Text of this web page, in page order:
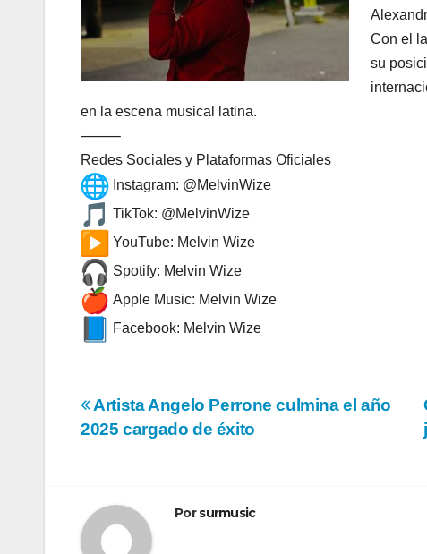
Con el
su
en la escena musical latina.
⸻
Redes Sociales y Plataformas Oficiales
Instagram: @MelvinWize
TikTok: @MelvinWize
YouTube: Melvin Wize
Spotify: Melvin Wize
Apple Music: Melvin Wize
Facebook: Melvin Wize
Navegación
Artista Angelo Perrone culmina el año
2025 cargado de éxito
Porsurmusic